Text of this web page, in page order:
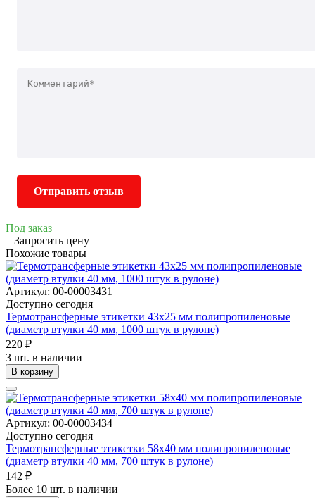
Отправить отзыв
Под заказ
Запросить цену
Похожие товары
Артикул: 00-00003431
Доступно сегодня
Термотрансферные этикетки 43х25 мм полипропиленовые
(диаметр втулки 40 мм, 1000 штук в рулоне)
220 ₽
3 шт. в наличии
В корзину
Артикул: 00-00003434
Доступно сегодня
Термотрансферные этикетки 58х40 мм полипропиленовые
(диаметр втулки 40 мм, 700 штук в рулоне)
142 ₽
Более 10 шт. в наличии